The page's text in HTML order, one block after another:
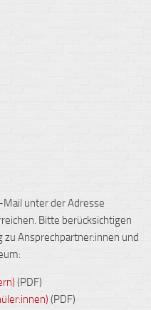
Mail unter der Adresse
Bitte berücksichtigen
Ansprechpartner:innen und
(PDF)
(PDF)